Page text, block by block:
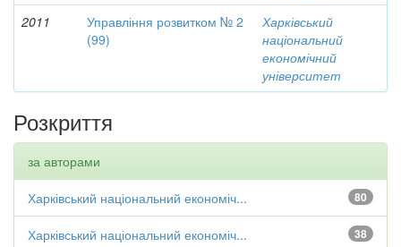
2011
Управління розвитком № 2
(99)
Харківський
національний
економічний
університет
Розкриття
за авторами
80
Харківський національний економіч...
38
Харківський національний економіч...